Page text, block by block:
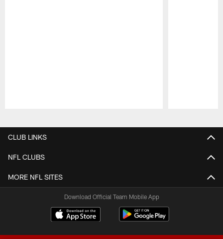
CLUB LINKS
NFL CLUBS
MORE NFL SITES
Download Official Team Mobile App